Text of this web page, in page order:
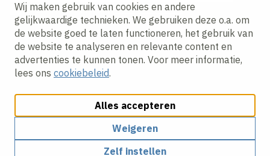
Wij maken gebruik van cookies en andere
gelijkwaardige technieken. We gebruiken deze o.a. om
de website goed te laten functioneren, het gebruik van
de website te analyseren en relevante content en
advertenties te kunnen tonen. Voor meer informatie,
lees ons cookiebeleid.
Alles accepteren
Weigeren
Zelf instellen
Ik ga akkoord met hetprivacy statement.
Cookies aanpassenCookie beleidPrivacy policy